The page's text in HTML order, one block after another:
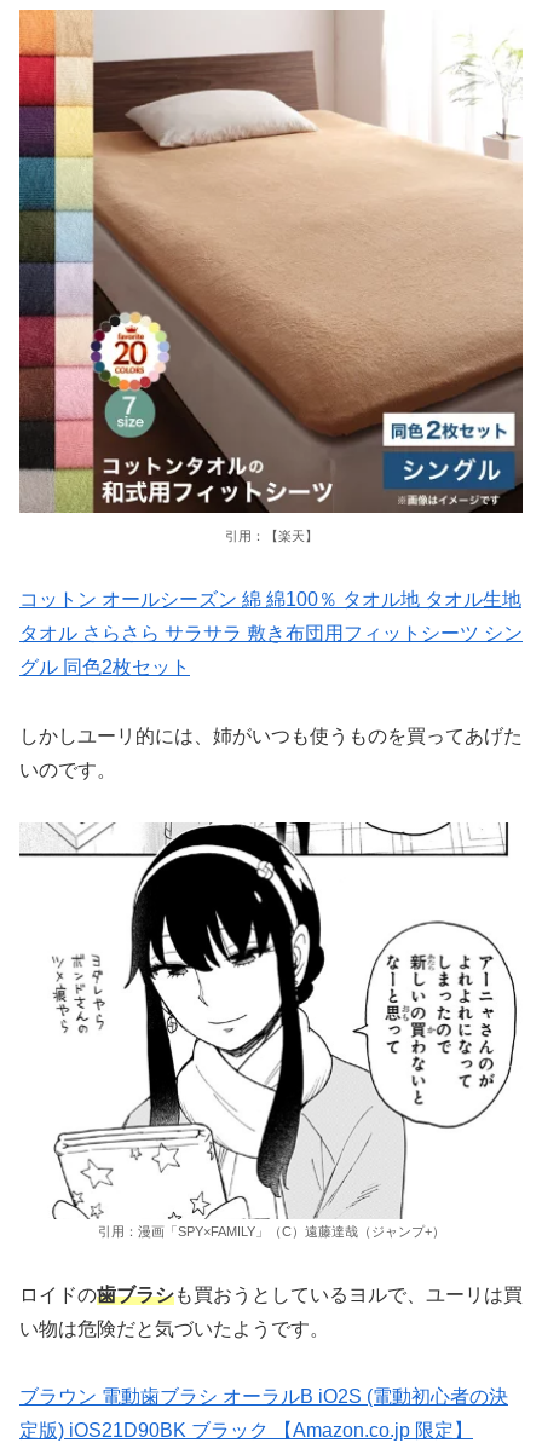
引用：【楽天】
コットン オールシーズン 綿 綿100％ タオル地 タオル生地
タオル さらさら サラサラ 敷き布団用フィットシーツ シン
グル 同色2枚セット
しかしユーリ的には、姉がいつも使うものを買ってあげた
いのです。
引用：漫画「SPY×FAMILY」（C）遠藤達哉（ジャンプ+）
ロイドの歯ブラシも買おうとしているヨルで、ユーリは買
い物は危険だと気づいたようです。
ブラウン 電動歯ブラシ オーラルB iO2S (電動初心者の決
定版) iOS21D90BK ブラック 【Amazon.co.jp 限定】